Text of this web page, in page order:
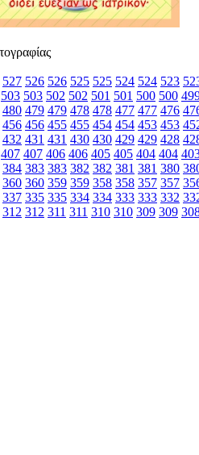
527 526 526 525 525 524 524 523
503 503 502 502 501 501 500 500
480 479 479 478 478 477 477 476
456 456 455 455 454 454 453 453
432 431 431 430 430 429 429 428
407 407 406 406 405 405 404 404
384 383 383 382 382 381 381 380
360 360 359 359 358 358 357 357
337 335 335 334 334 333 333 332
312 312 311 311 310 310 309 309